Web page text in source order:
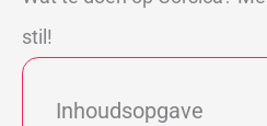
stil!
Inhoudsopgave